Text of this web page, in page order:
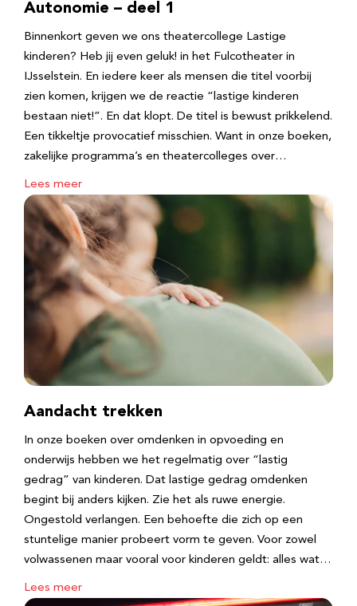
Autonomie – deel 1
Binnenkort geven we ons theatercollege Lastige
kinderen? Heb jij even geluk! in het Fulcotheater in
IJsselstein. En iedere keer als mensen die titel voorbij
zien komen, krijgen we de reactie “lastige kinderen
bestaan niet!”. En dat klopt. De titel is bewust prikkelend.
Een tikkeltje provocatief misschien. Want in onze boeken,
zakelijke programma’s en theatercolleges over…
Lees meer
Aandacht trekken
In onze boeken over omdenken in opvoeding en
onderwijs hebben we het regelmatig over “lastig
gedrag” van kinderen. Dat lastige gedrag omdenken
begint bij anders kijken. Zie het als ruwe energie.
Ongestold verlangen. Een behoefte die zich op een
stuntelige manier probeert vorm te geven. Voor zowel
volwassenen maar vooral voor kinderen geldt: alles wat…
Lees meer